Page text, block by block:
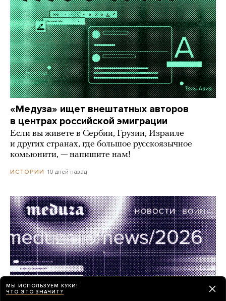
«Медуза» ищет внештатных авторов
в центрах российской эмиграции
Если вы живете в Сербии, Грузии, Израиле
и других странах, где большое русскоязычное
комьюнити, — напишите нам!
ИСТОРИИ 10 дней назад
МЫ ИСПОЛЬЗУЕМ КУКИ!
ЧТО ЭТО ЗНАЧИТ?